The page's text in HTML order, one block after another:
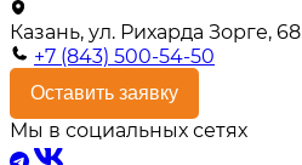
Казань, ул. Рихарда Зорге, 68
+7 (843) 500-54-50
Оставить заявку
Мы в социальных сетях